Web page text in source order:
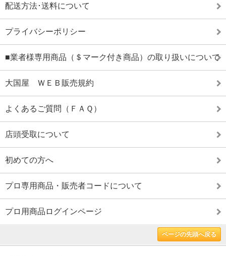
配送方法･送料について
プライバシーポリシー
■業者様専用商品（＄マーク付き商品）の取り扱いについて
大国屋 ＷＥＢ販売規約
よくあるご質問（ＦＡＱ）
店頭受取について
初めての方へ
プロ専用商品・販売者コードについて
プロ用商品ログインページ
ページの先頭へ戻る